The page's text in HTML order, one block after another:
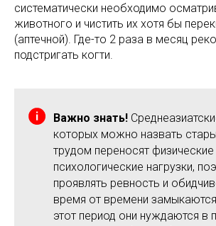
систематически необходимо
животного и чистить их хотя бы
(аптечной). Где-то 2 раза в месяц
подстригать когти.
Важно знать!
которых можно назвать
трудом переносят физические
психологические нагрузки,
проявлять ревность и
время от времени
этот период они нуждаются